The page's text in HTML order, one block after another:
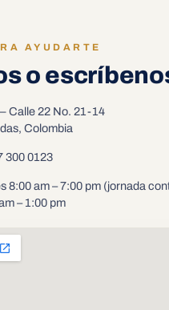
AYUDARTE
o
Calle 22 No. 21-14
Colombia
300 0123
8:00 am – 7:00 pm (jornada
– 1:00 pm